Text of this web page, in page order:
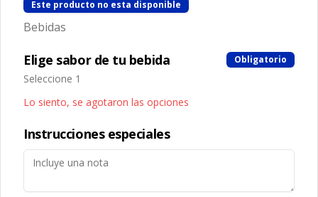
Términos y condiciones
Política de privacidad
Redes sociales
Instagram
Facebook
Mi cuenta
Este producto no esta disponible
Bebidas
Elige sabor de tu bebida Obligatorio
Seleccione 1
Lo siento, se agotaron las opciones
Instrucciones especiales